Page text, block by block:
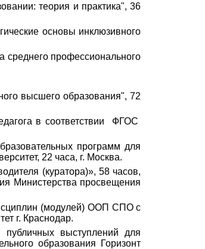
теория и практика", 36
основы инклюзивного
профессионального
высшего образования", 72
в соответствии ФГОС
программ для
22 часа, г. Москва.
(куратора)», 58 часов,
Министерства просвещения
(модулей) ООП СПО с
г. Краснодар.
выступлений для
образования Горизонт